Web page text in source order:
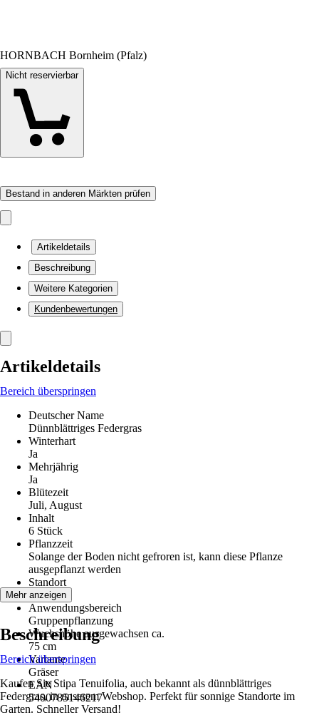
HORNBACH Bornheim (Pfalz)
Nicht reservierbar
Bestand in anderen Märkten prüfen
Artikeldetails
Beschreibung
Weitere Kategorien
Kundenbewertungen
Artikeldetails
Bereich überspringen
Deutscher Name
Dünnblättriges Federgras
Winterhart
Ja
Mehrjährig
Ja
Blütezeit
Juli, August
Inhalt
6 Stück
Pflanzzeit
Solange der Boden nicht gefroren ist, kann diese Pflanze
ausgepflanzt werden
Standort
Sonne
Anwendungsbereich
Gruppenpflanzung
Wuchshöhe ausgewachsen ca.
75 cm
Variante
Gräser
EAN
5400785146217
Mehr anzeigen
Beschreibung
Bereich überspringen
Kaufen Sie Stipa Tenuifolia, auch bekannt als dünnblättriges
Federgras, in unserem Webshop. Perfekt für sonnige Standorte im
Garten. Schneller Versand!